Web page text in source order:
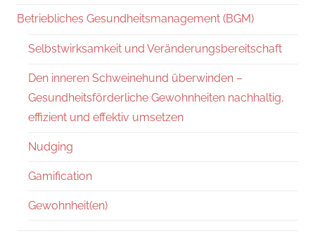
Betriebliches Gesundheitsmanagement (BGM)
Selbstwirksamkeit und Veränderungsbereitschaft
Den inneren Schweinehund überwinden –
Gesundheitsförderliche Gewohnheiten nachhaltig,
effizient und effektiv umsetzen
Nudging
Gamification
Gewohnheit(en)